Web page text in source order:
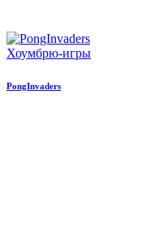
Хоумбрю-игры
PongInvaders